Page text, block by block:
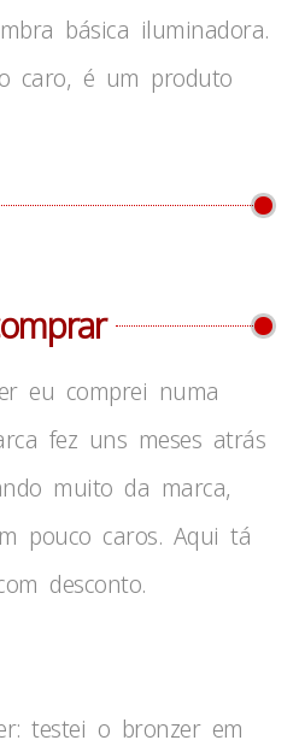
básica iluminadora.
caro, é um produto
eu comprei numa
fez uns meses atrás
muito da marca,
pouco caros. Aqui tá
desconto.
testei o bronzer em